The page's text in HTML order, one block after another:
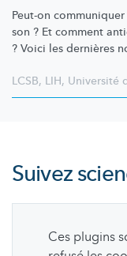
Peut-on
son ? Et comment
? Voici les dernières
LCSB, LIH, Université
Suivez
Ces plugins